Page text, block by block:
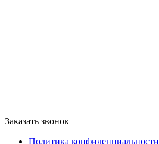
Заказать звонок
Политика конфиденциальности